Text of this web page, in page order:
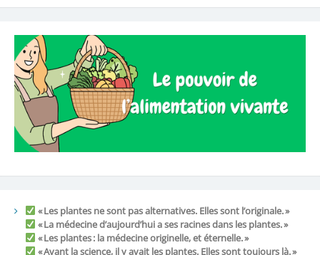
« Les plantes ne sont pas alternatives. Elles sont l’originale. »
« La médecine d’aujourd’hui a ses racines dans les plantes. »
« Les plantes : la médecine originelle, et éternelle. »
« Avant la science, il y avait les plantes. Elles sont toujours là. »